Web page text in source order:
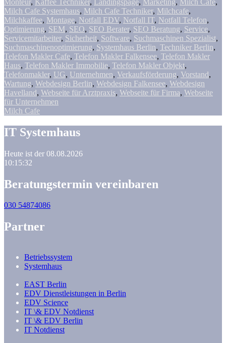
Milch Cafe Systemhaus, Milch Cafe Techniker, Milchcafe,
Milchkaffee, Montage, Notfall EDV, Notfall IT, Notfall Telefon,
Optimierung, SEM, SEO, SEO Berater, SEO Beratung, Service,
Servicemitarbeiter, Sicherheit, Software, Suchmaschinen Spezialist,
Suchmaschinenoptimierung, Systemhaus Berlin, Techniker Berlin,
Telefon Makler Cafe, Telefon Makler Falkensee, Telefon Makler
Haus, Telefon Makler Immobilie, Telefon Makler Objekt,
Telefonmakler, UG, Unternehmen, Verkaufsförderung, Vorstand,
Wartung, Webdesign Berlin, Webdesign Falkensee, Webdesign
Havelland, Webseite für Arztpraxis, Webseite für Firma, Webseite
für Unternehmen
Milch Cafe
IT Systemhaus
Heute ist der 08.08.2026
10:15:32
Beratungstermin vereinbaren
030 54874086
Partner
Betriebssystem
Systemhaus
EAST Berlin
EDV Dienstleistungen in Berlin
EDV Science
IT \& EDV Notdienst
IT \& EDV Berlin
IT Notdienst